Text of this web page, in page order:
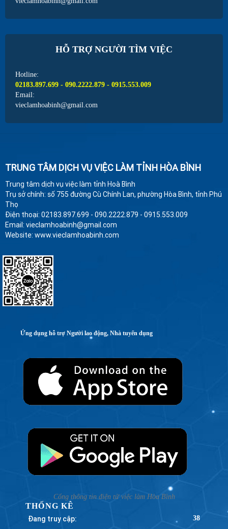
HỖ TRỢ NGƯỜI TÌM VIỆC
Hotline:
02183.897.699 - 090.2222.879 - 0915.553.009
Email:
vieclamhoabinh@gmail.com
TRUNG TÂM DỊCH VỤ VIỆC LÀM TỈNH HÒA BÌNH
Trung tâm dịch vụ việc làm tỉnh Hoà Bình
Trụ sở chính: số 755 đường Cù Chính Lan, phường Hòa Bình, tỉnh Phú
Thọ
Điện thoại: 02183.897.699 - 090.2222.879 - 0915.553.009
Email: vieclamhoabinh@gmail.com
Website: www.vieclamhoabinh.com
Ứng dụng hỗ trợ Người lao động, Nhà tuyển dụng
Cổng thông tin điện tử việc làm Hòa Bình
THỐNG KÊ
Đang truy cập: 38